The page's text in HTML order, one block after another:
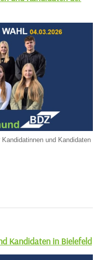
und Kandidaten
Kandidaten in Bielefeld